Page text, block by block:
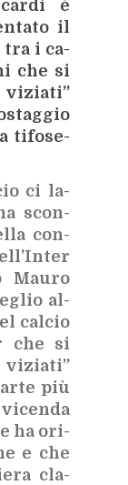
è
il
tra i ca­
che si
vi­zia­ti”
ti­fo­se­
ci la­
scon­
con­
Mau­ro
al­
cal­cio
che si
vi­zia­ti”
più
vi­cen­da
ha ori­
e che
cla­